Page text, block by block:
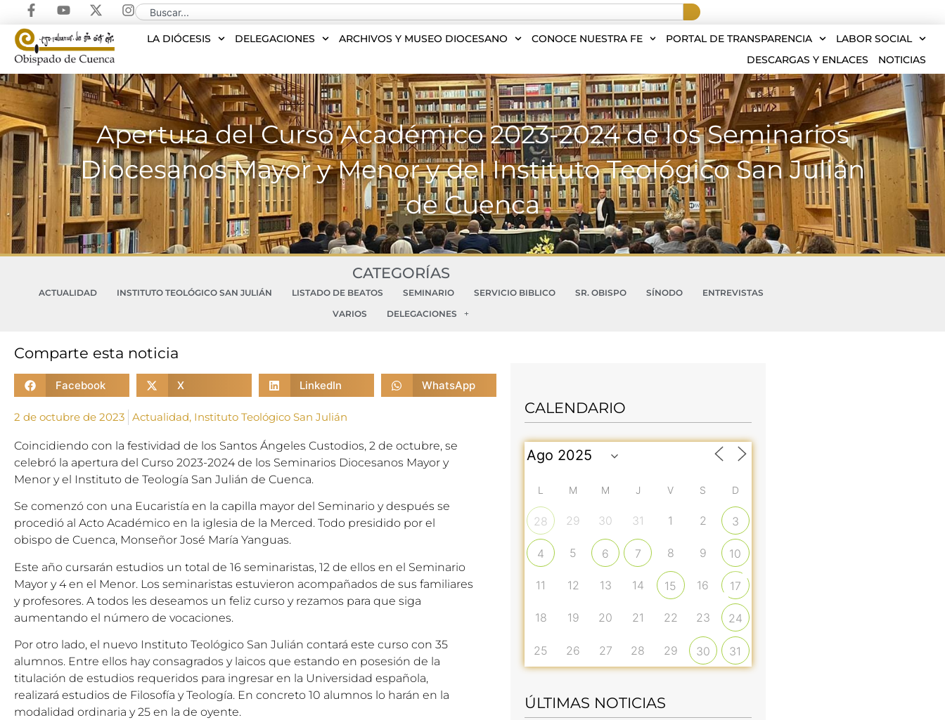
LA DIÓCESIS DELEGACIONES ARCHIVOS Y MUSEO DIOCESANO CONOCE NUESTRA FE PORTAL DE TRANSPARENCIA
LABOR SOCIAL
DESCARGAS Y ENLACES
NOTICIAS
Apertura del Curso Académico 2023-2024 de los Seminarios
Diocesanos Mayor y Menor y del Instituto Teológico San Julián
de Cuenca
CATEGORÍAS
ACTUALIDAD INSTITUTO TEOLÓGICO SAN JULIÁN LISTADO DE BEATOS SEMINARIO SERVICIO BIBLICO SR. OBISPO SÍNODO
ENTREVISTAS
VARIOS
DELEGACIONES
Comparte esta noticia
Facebook X LinkedIn WhatsApp
2 de octubre de 2023 Actualidad, Instituto Teológico San Julián
Coincidiendo con la festividad de los Santos Ángeles Custodios, 2 de octubre, se
celebró la apertura del Curso 2023-2024 de los Seminarios Diocesanos Mayor y
Menor y el Instituto de Teología San Julián de Cuenca.
Se comenzó con una Eucaristía en la capilla mayor del Seminario y después se
procedió al Acto Académico en la iglesia de la Merced. Todo presidido por el
obispo de Cuenca, Monseñor José María Yanguas.
Este año cursarán estudios un total de 16 seminaristas, 12 de ellos en el Seminario
Mayor y 4 en el Menor. Los seminaristas estuvieron acompañados de sus familiares
y profesores. A todos les deseamos un feliz curso y rezamos para que siga
aumentando el número de vocaciones.
Por otro lado, el nuevo Instituto Teológico San Julián contará este curso con 35
alumnos. Entre ellos hay consagrados y laicos que estando en posesión de la
titulación de estudios requeridos para ingresar en la Universidad española,
realizará estudios de Filosofía y Teología. En concreto 10 alumnos lo harán en la
modalidad ordinaria y 25 en la de oyente.
CALENDARIO
L M M J V S D
28 29 30 31 1 2 3
4 5 6 7 8 9 10
11 12 13 14 15 16 17
18 19 20 21 22 23 24
25 26 27 28 29 30 31
ÚLTIMAS NOTICIAS